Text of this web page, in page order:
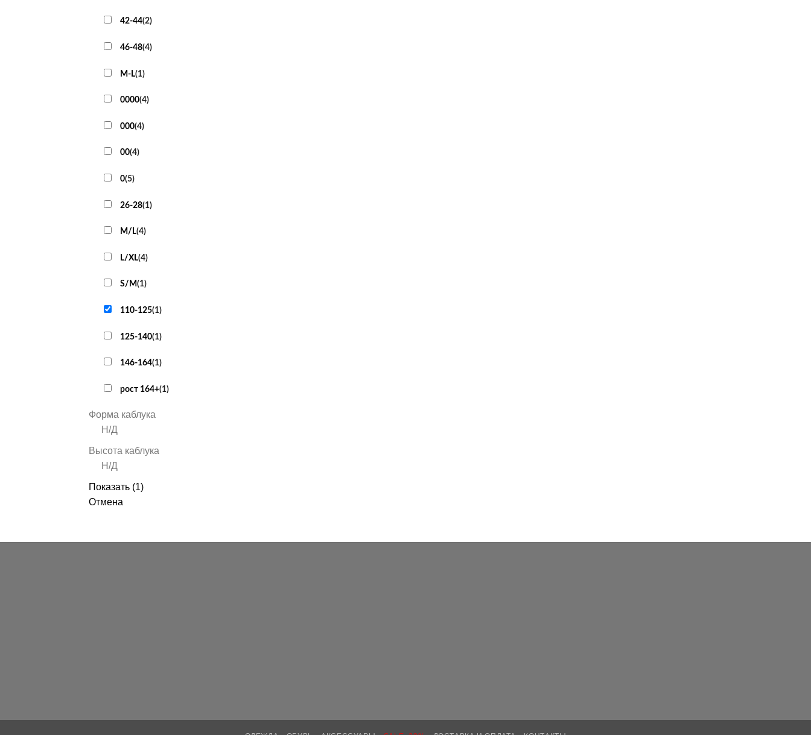
42-44(2)
46-48(4)
M-L(1)
0000(4)
000(4)
00(4)
0(5)
26-28(1)
M/L(4)
L/XL(4)
S/M(1)
110-125(1)
125-140(1)
146-164(1)
рост 164+(1)
Форма каблука
Н/Д
Высота каблука
Н/Д
Показать (1)
Отмена